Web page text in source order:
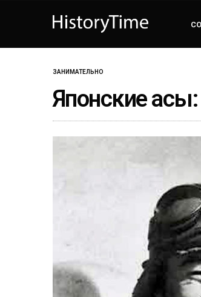
ЗАНИМАТЕЛЬНО
Японские